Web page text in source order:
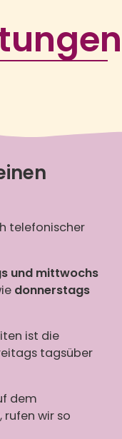
telefonischer
und mittwochs
donnerstags
ist die
tagsüber
dem
wir so